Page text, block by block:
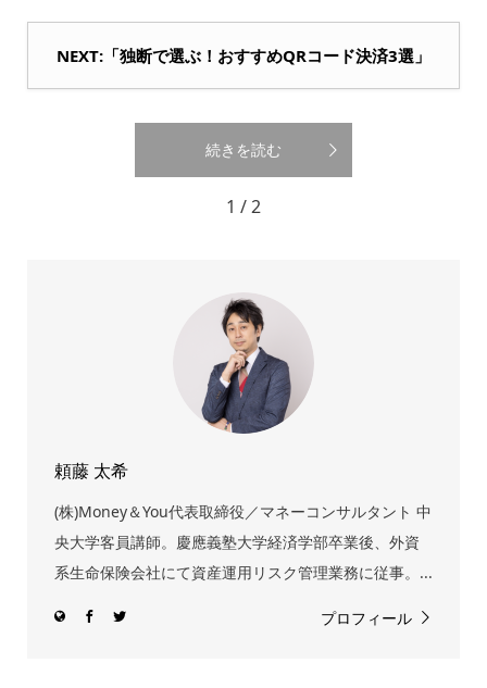
NEXT:「独断で選ぶ！おすすめQRコード決済3選」
続きを読む
1 / 2
頼藤 太希
(株)Money＆You代表取締役／マネーコンサルタント 中
央大学客員講師。慶應義塾大学経済学部卒業後、外資
系生命保険会社にて資産運用リスク管理業務に従事。...
プロフィール